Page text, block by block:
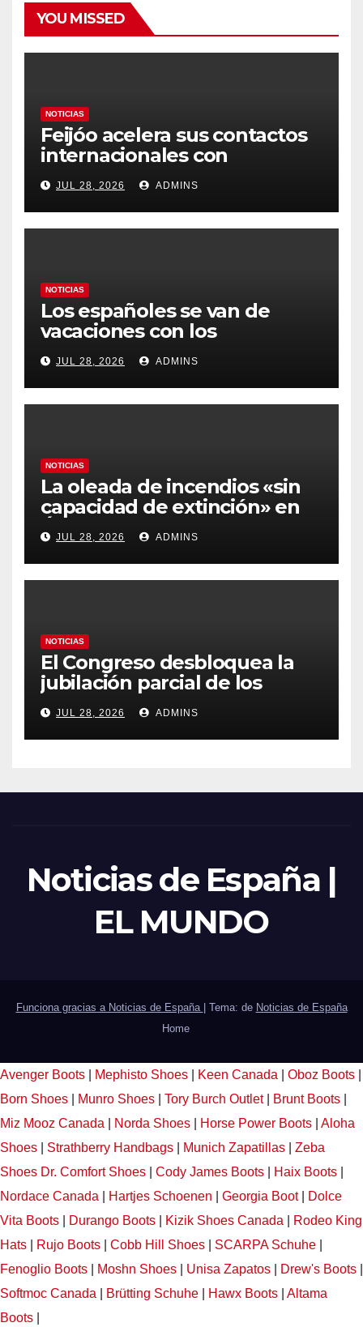
YOU MISSED
NOTICIAS
Feijóo acelera sus contactos
internacionales con
Latinoamérica como socio
prioritario en su agenda de
gobierno
JUL 28, 2026 ADMINS
NOTICIAS
Los españoles se van de
vacaciones con los
carburantes hasta un 21%
más caros que el año pasado
y los hoteles disparados
JUL 28, 2026 ADMINS
NOTICIAS
La oleada de incendios «sin
capacidad de extinción» en
Ávila y al oeste de Madrid
obliga a declarar la
emergencia nacional
JUL 28, 2026 ADMINS
NOTICIAS
El Congreso desbloquea la
jubilación parcial de los
trabajadores laborales del
sector público
JUL 28, 2026 ADMINS
Noticias de España |
EL MUNDO
Funciona gracias a Noticias de España | Tema: de Noticias de España
Home
Avenger Boots Mephisto Shoes Keen Canada Oboz Boots
Born Shoes
Munro Shoes Tory Burch Outlet Brunt Boots
Miz Mooz Canada
Norda Shoes Horse Power Boots
Aloha
Shoes
Strathberry Handbags Munich Zapatillas
Zeba
Shoes Dr. Comfort Shoes Cody James Boots Haix Boots
Nordace Canada
Hartjes Schoenen Georgia Boot|
Dolce
Vita Boots
Durango Boots Kizik Shoes Canada
Rodeo King
Hats
Rujo Boots Cobb Hill Shoes SCARPA Schuhe
Fenoglio Boots
Moshn Shoes Unisa Zapatos Drew's Boots
Softmoc Canada
Brütting Schuhe Hawx Boots
Altama
Boots